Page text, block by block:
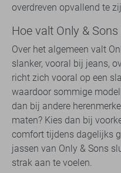
overdreven opvallend te
Hoe valt Only & Sons
Over het algemeen valt
slanker, vooral bij jeans,
richt zich vooral op een
waardoor sommige
dan bij andere
maten? Kies dan bij
comfort tijdens dagelijks
jassen van Only & Sons
strak aan te voelen.